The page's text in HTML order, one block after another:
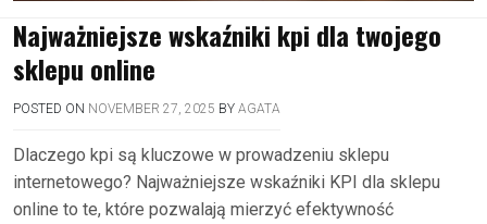
Najważniejsze wskaźniki kpi dla twojego
sklepu online
POSTED ON NOVEMBER 27, 2025 BY AGATA
Dlaczego kpi są kluczowe w prowadzeniu sklepu
internetowego? Najważniejsze wskaźniki KPI dla sklepu
online to te, które pozwalają mierzyć efektywność